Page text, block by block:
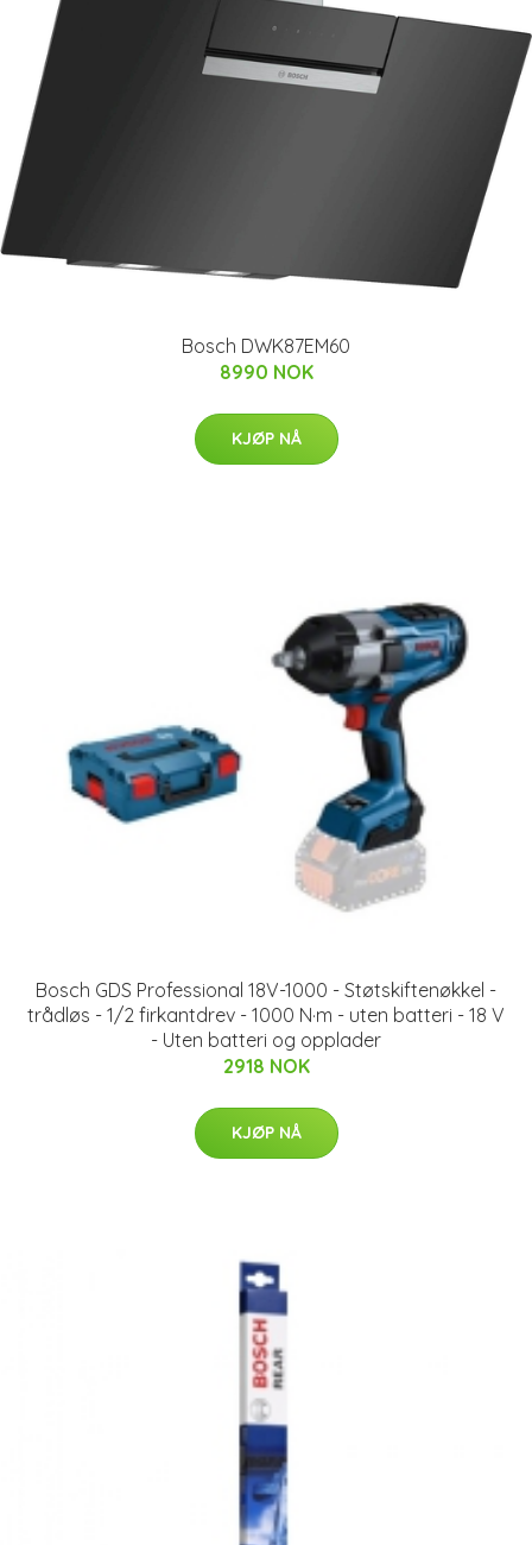
Bosch DWK87EM60
8990 NOK
KJØP NÅ
Bosch GDS Professional 18V-1000 - Støtskiftenøkkel -
trådløs - 1/2 firkantdrev - 1000 N·m - uten batteri - 18 V
- Uten batteri og opplader
2918 NOK
KJØP NÅ